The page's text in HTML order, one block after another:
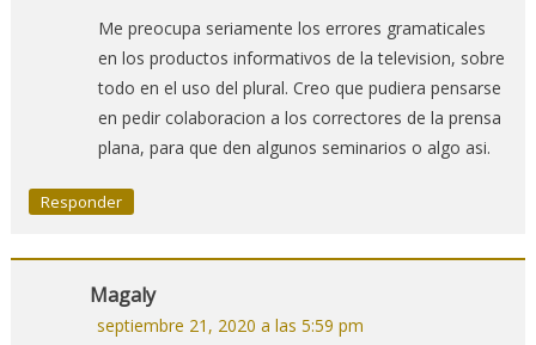
Me preocupa seriamente los errores gramaticales
en los productos informativos de la television, sobre
todo en el uso del plural. Creo que pudiera pensarse
en pedir colaboracion a los correctores de la prensa
plana, para que den algunos seminarios o algo asi.
Responder
Magaly
septiembre 21, 2020 a las 5:59 pm